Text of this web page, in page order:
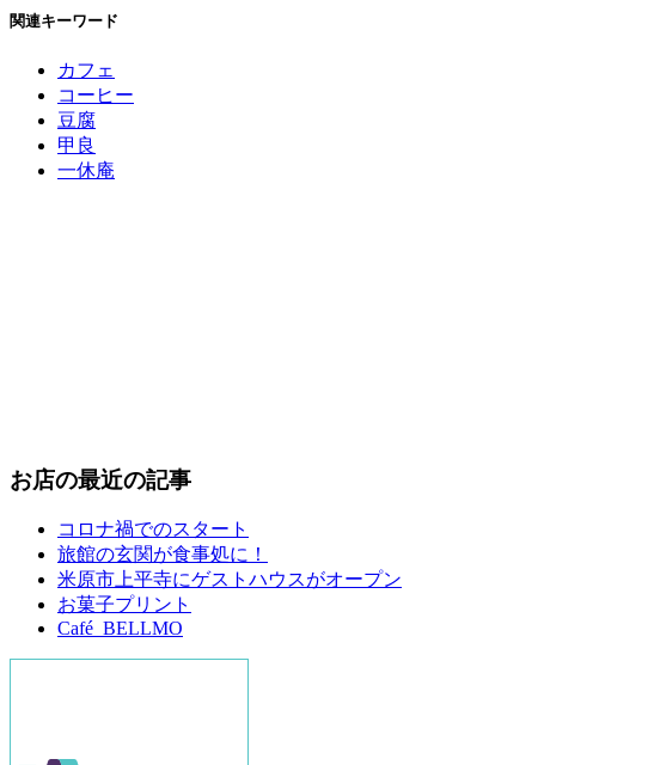
関連キーワード
カフェ
コーヒー
豆腐
甲良
一休庵
お店の最近の記事
コロナ禍でのスタート
旅館の玄関が食事処に！
米原市上平寺にゲストハウスがオープン
お菓子プリント
Café BELLMO